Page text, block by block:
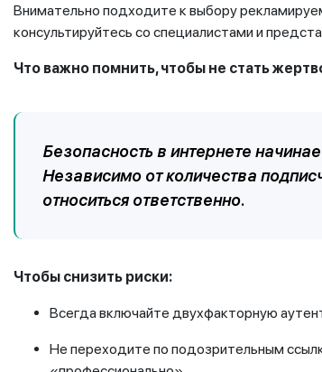
Внимательно подходите к выбору
консультируйтесь со специалистами и
Что важно помнить, чтобы не стать
Безопасность в интернете
Независимо от количества
относиться ответственно.
Чтобы снизить риски:
Всегда включайте двухфакторную
Не переходите по подозрительным